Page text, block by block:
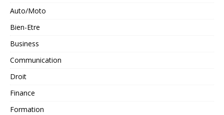
Auto/Moto
Bien-Etre
Business
Communication
Droit
Finance
Formation